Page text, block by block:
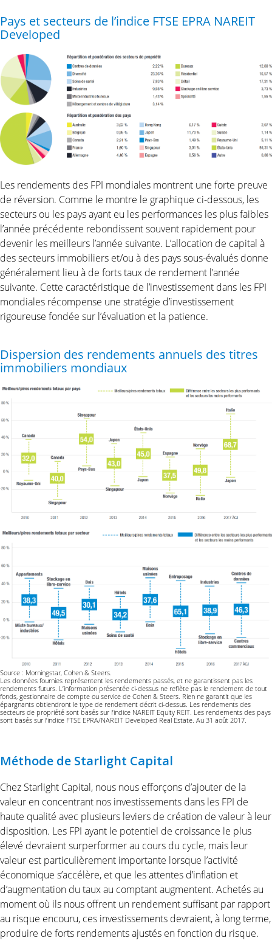
Pays et secteurs de l’indice FTSE EPRA NAREIT
Developed
Les rendements des FPI mondiales montrent une forte preuve
de réversion. Comme le montre le graphique ci-dessous, les
secteurs ou les pays ayant eu les performances les plus faibles
l’année précédente rebondissent souvent rapidement pour
devenir les meilleurs l’année suivante. L’allocation de capital à
des secteurs immobiliers et/ou à des pays sous-évalués donne
généralement lieu à de forts taux de rendement l’année
suivante. Cette caractéristique de l’investissement dans les FPI
mondiales récompense une stratégie d’investissement
rigoureuse fondée sur l’évaluation et la patience.
Dispersion des rendements annuels des titres
immobiliers mondiaux
Source : Morningstar, Cohen & Steers.
Les données fournies représentent les rendements passés, et ne garantissent pas les
rendements futurs. L’information présentée ci-dessus ne reflète pas le rendement de tout
fonds, gestionnaire de compte ou service de Cohen & Steers. Rien ne garantit que les
épargnants obtiendront le type de rendement décrit ci-dessus. Les rendements des
secteurs de propriété sont basés sur l’indice NAREIT Equity REIT. Les rendements des pays
sont basés sur l’indice FTSE EPRA/NAREIT Developed Real Estate. Au 31 août 2017.
Méthode de Starlight Capital
Chez Starlight Capital, nous nous efforçons d’ajouter de la
valeur en concentrant nos investissements dans les FPI de
haute qualité avec plusieurs leviers de création de valeur à leur
disposition. Les FPI ayant le potentiel de croissance le plus
élevé devraient surperformer au cours du cycle, mais leur
valeur est particulièrement importante lorsque l’activité
économique s’accélère, et que les attentes d’inflation et
d’augmentation du taux au comptant augmentent. Achetés au
moment où ils nous offrent un rendement suffisant par rapport
au risque encouru, ces investissements devraient, à long terme,
produire de forts rendements ajustés en fonction du risque.